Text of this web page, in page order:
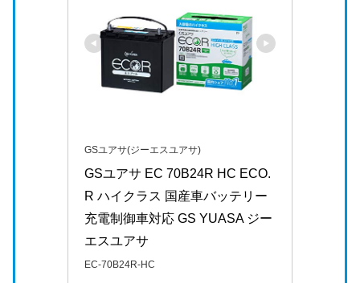
GSユアサ(ジーエスユアサ)
GSユアサ EC 70B24R HC ECO.
R ハイクラス 国産車バッテリー
充電制御車対応 GS YUASA ジー
エスユアサ
EC-70B24R-HC